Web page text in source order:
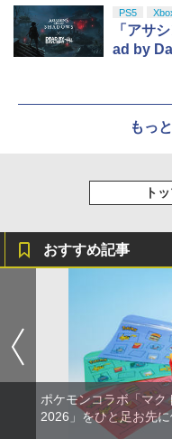
PS5
「アサ
ad by
もっ
ト
おすすめ記事
ポケモンコラボ「マク
2026」をひと足お先